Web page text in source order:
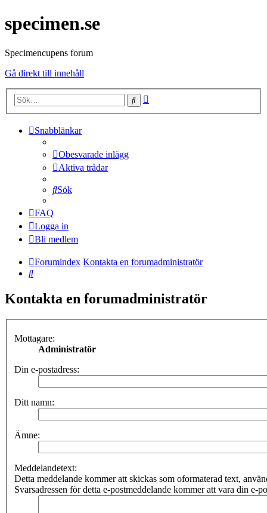
specimen.se
Specimencupens forum
Gå direkt till innehåll
Sök
Snabblänkar
Obesvarade inlägg
Aktiva trådar
Sök
FAQ
Logga in
Bli medlem
Forumindex Kontakta en forumadministratör
Sök
Kontakta en forumadministratör
Mottagare:
Administratör
Din e-postadress:
Ditt namn:
Ämne:
Meddelandetext:
Detta meddelande kommer att skickas som oformaterad text,
Svarsadressen för detta e-postmeddelande kommer att vara din e-